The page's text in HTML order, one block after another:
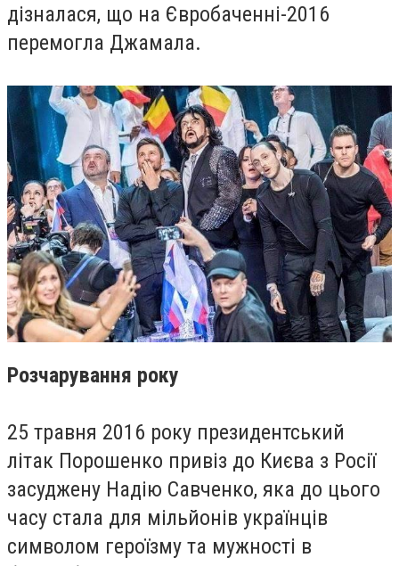
дізналася, що на Євробаченні-2016
перемогла Джамала.
Розчарування року
25 травня 2016 року президентський
літак Порошенко привіз до Києва з Росії
засуджену Надію Савченко, яка до цього
часу стала для мільйонів українців
символом героїзму та мужності в